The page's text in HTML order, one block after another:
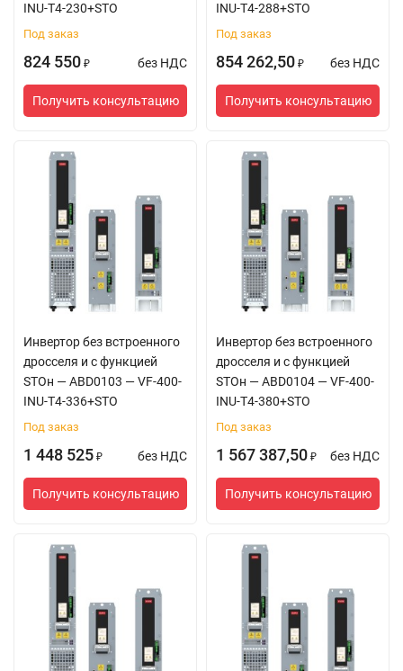
±0,01%от номин.
скорости
Время отклика на
SVC управление: ≤5
FVC управление: ≤5
Пусковой
крутящий момент
SVC управление: 0,5
Гц/150% от номин.
момента
FVC управление: 0
момента
Функциональные
особенности
Функции защиты
Короткое замыкание,
перегрузка по току,
перенапряжение,
пониженное
напряжение, обрыв
фазы, перегрев,
перегрузка и обрыв
т.д.
функции
векторное
управление, функция
автоматической
подстройки
INU-T4-230+STO
Под заказ
824 550 ₽ без НДС
Получить консультацию
INU-T4-288+STO
Под заказ
854 262,50 ₽ без НДС
Получить консультацию
Инвертор без встроенного
дросселя и с функцией
STOн — ABD0103 — VF-400-
INU-T4-336+STO
Под заказ
1 448 525 ₽ без НДС
Получить консультацию
Инвертор без встроенного
дросселя и с функцией
STOн — ABD0104 — VF-400-
INU-T4-380+STO
Под заказ
1 567 387,50 ₽ без НДС
Получить консультацию